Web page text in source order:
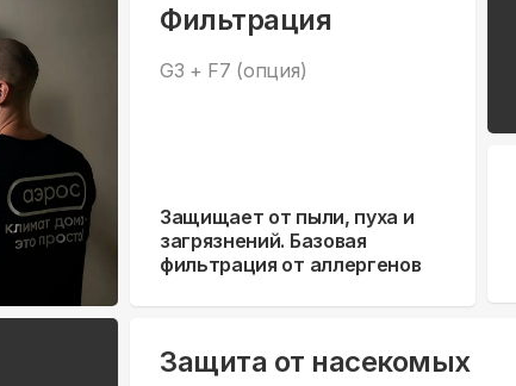
Фильтрация
G3 + F7 (опция)
Защищает от пыли, пуха и
загрязнений. Базовая
фильтрация от аллергенов
Защита от насекомых